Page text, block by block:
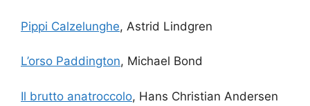
Pippi Calzelunghe, Astrid Lindgren
L’orso Paddington, Michael Bond
Il brutto anatroccolo, Hans Christian Andersen